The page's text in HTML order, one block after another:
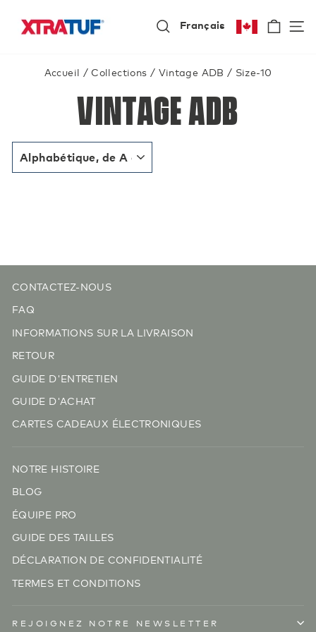
Search
Français
Accueil / Collections / Vintage ADB / Size-10
Vintage ADB
CONTACTEZ-NOUS
FAQ
INFORMATIONS SUR LA LIVRAISON
RETOUR
GUIDE D'ENTRETIEN
GUIDE D'ACHAT
CARTES CADEAUX ÉLECTRONIQUES
NOTRE HISTOIRE
BLOG
ÉQUIPE PRO
GUIDE DES TAILLES
DÉCLARATION DE CONFIDENTIALITÉ
TERMES ET CONDITIONS
REJOIGNEZ NOTRE NEWSLETTER